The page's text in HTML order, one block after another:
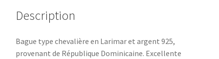
Description
Bague type chevalière en Larimar et argent 925,
provenant de République Dominicaine. Excellente